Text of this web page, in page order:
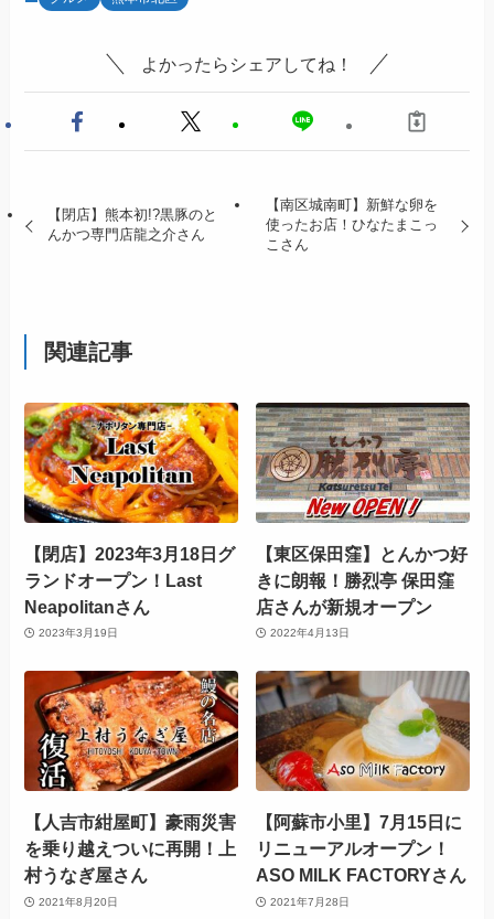
よかったらシェアしてね！
【閉店】熊本初!?黒豚のと
んかつ専門店龍之介さん
【南区城南町】新鮮な卵を
使ったお店！ひなたまこっ
こさん
関連記事
【閉店】2023年3月18日グ
ランドオープン！Last
Neapolitanさん
2023年3月19日
【東区保田窪】とんかつ好
きに朗報！勝烈亭 保田窪
店さんが新規オープン
2022年4月13日
【人吉市紺屋町】豪雨災害
を乗り越えついに再開！上
村うなぎ屋さん
2021年8月20日
【阿蘇市小里】7月15日に
リニューアルオープン！
ASO MILK FACTORYさん
2021年7月28日